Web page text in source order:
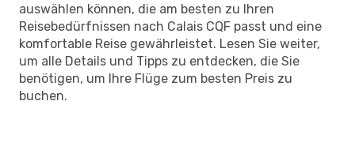
auswählen können, die am besten zu Ihren
Reisebedürfnissen nach Calais CQF passt und eine
komfortable Reise gewährleistet. Lesen Sie weiter,
um alle Details und Tipps zu entdecken, die Sie
benötigen, um Ihre Flüge zum besten Preis zu
buchen.